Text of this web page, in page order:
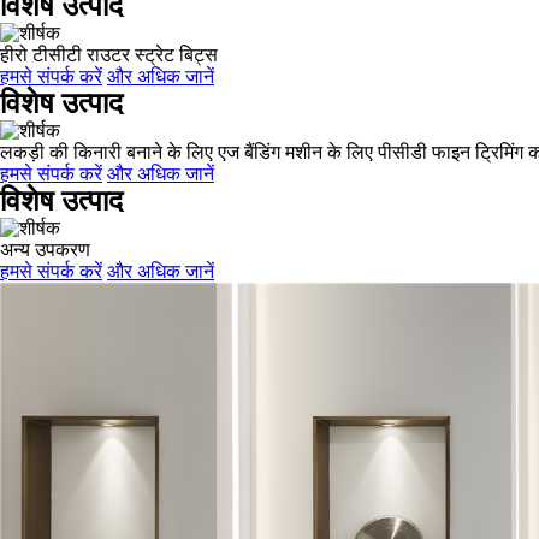
हीरो टीसीटी राउटर स्ट्रेट बिट्स
हमसे संपर्क करें और अधिक जानें
विशेष उत्पाद
लकड़ी की किनारी बनाने के लिए एज बैंडिंग मशीन के लिए पीसीडी फाइन ट्रिमिंग
हमसे संपर्क करें और अधिक जानें
विशेष उत्पाद
अन्य उपकरण
हमसे संपर्क करें और अधिक जानें